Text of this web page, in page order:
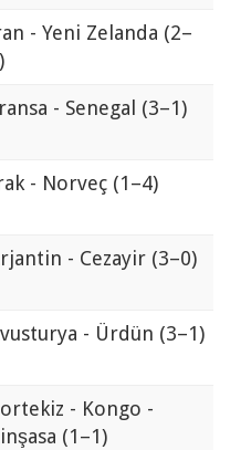
- Yeni Zelanda (2–
- Senegal (3–1)
- Norveç (1–4)
- Cezayir (3–0)
- Ürdün (3–1)
- Kongo -
(1–1)